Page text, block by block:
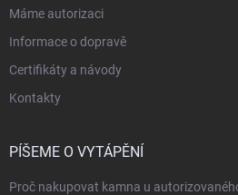
Máme autorizaci
Informace o dopravě
Certifikáty a návody
Kontakty
PÍŠEME O VYTÁPĚNÍ
Proč nakupovat kamna u